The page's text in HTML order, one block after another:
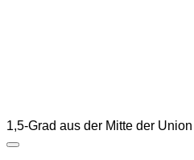
1,5-Grad aus der Mitte der Union